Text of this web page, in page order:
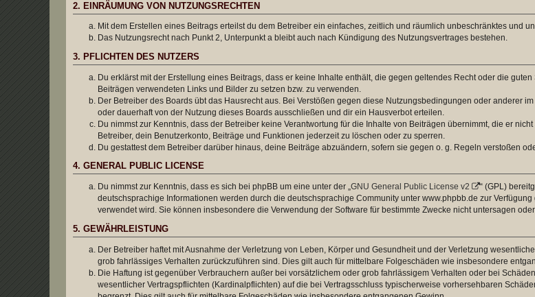
2. EINRÄUMUNG VON NUTZUNGSRECHTEN
Mit dem Erstellen eines Beitrags erteilst du dem Betreiber ein einfaches, zeitlich und räumlich unbeschränktes und
Das Nutzungsrecht nach Punkt 2, Unterpunkt a bleibt auch nach Kündigung des Nutzungsvertrages bestehen.
3. PFLICHTEN DES NUTZERS
Du erklärst mit der Erstellung eines Beitrags, dass er keine Inhalte enthält, die gegen geltendes Recht oder die
Beiträgen verwendeten Links und Bilder zu setzen bzw. zu verwenden.
Der Betreiber des Boards übt das Hausrecht aus. Bei Verstößen gegen diese Nutzungsbedingungen oder anderer
oder dauerhaft von der Nutzung dieses Boards ausschließen und dir ein Hausverbot erteilen.
Du nimmst zur Kenntnis, dass der Betreiber keine Verantwortung für die Inhalte von Beiträgen übernimmt, die er
Betreiber, dein Benutzerkonto, Beiträge und Funktionen jederzeit zu löschen oder zu sperren.
Du gestattest dem Betreiber darüber hinaus, deine Beiträge abzuändern, sofern sie gegen o. g. Regeln verstoßen
4. GENERAL PUBLIC LICENSE
Du nimmst zur Kenntnis, dass es sich bei phpBB um eine unter der „GNU General Public License v2
“ (GPL)
deutschsprachige Informationen werden durch die deutschsprachige Community unter www.phpbb.de zur
verwendet wird. Sie können insbesondere die Verwendung der Software für bestimmte Zwecke nicht untersagen
5. GEWÄHRLEISTUNG
Der Betreiber haftet mit Ausnahme der Verletzung von Leben, Körper und Gesundheit und der Verletzung
grob fahrlässiges Verhalten zurückzuführen sind. Dies gilt auch für mittelbare Folgeschäden wie insbesondere
Die Haftung ist gegenüber Verbrauchern außer bei vorsätzlichem oder grob fahrlässigem Verhalten oder bei
wesentlicher Vertragspflichten (Kardinalpflichten) auf die bei Vertragsschluss typischerweise vorhersehbaren